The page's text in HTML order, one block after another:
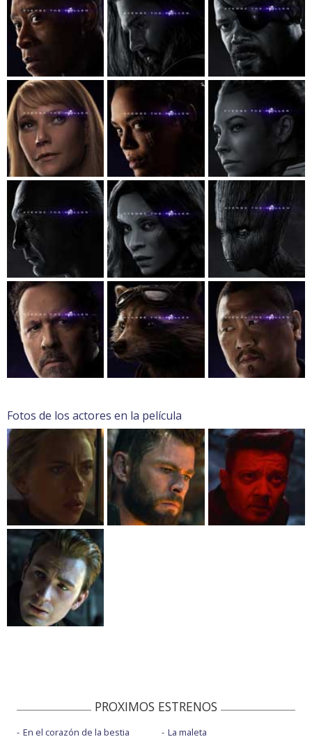
Fotos de los actores en la película
PROXIMOS ESTRENOS
En el corazón de la bestia
La maleta